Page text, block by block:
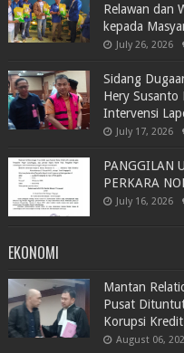
Relawan dan
kepada
July 26, 2026
Sidang
Hery Susanto
Intervensi
July 17, 2026
PANGGILAN
PERKARA
July 16, 2026
EKONOMI
Mantan
Pusat
Korupsi
August 06,